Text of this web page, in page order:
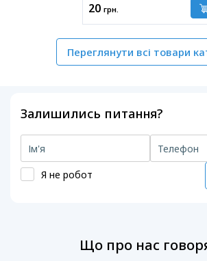
20 грн.
Переглянути всі товари
Залишились питання?
Я не робот
Що про нас